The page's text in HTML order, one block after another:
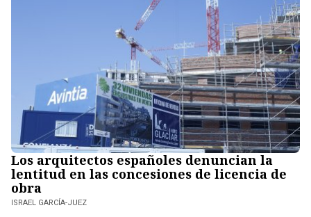
Los arquitectos españoles denuncian la
lentitud en las concesiones de licencia de
obra
ISRAEL GARCÍA-JUEZ